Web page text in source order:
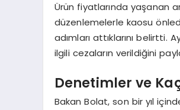
Ürün fiyatlarında yaşanan
düzenlemelerle kaosu
adımları attıklarını belirtti.
ilgili cezaların verildiğini
Denetimler ve
Bakan Bolat, son bir yıl